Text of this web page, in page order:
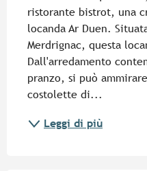
ristorante bistrot, una
locanda Ar Duen.
Merdrignac, questa
Dall'arredamento
pranzo, si può
costolette di...
Leggi di più